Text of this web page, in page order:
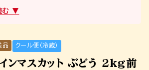
ンマスカット ぶどう 2kg前
品 クール便（冷蔵）